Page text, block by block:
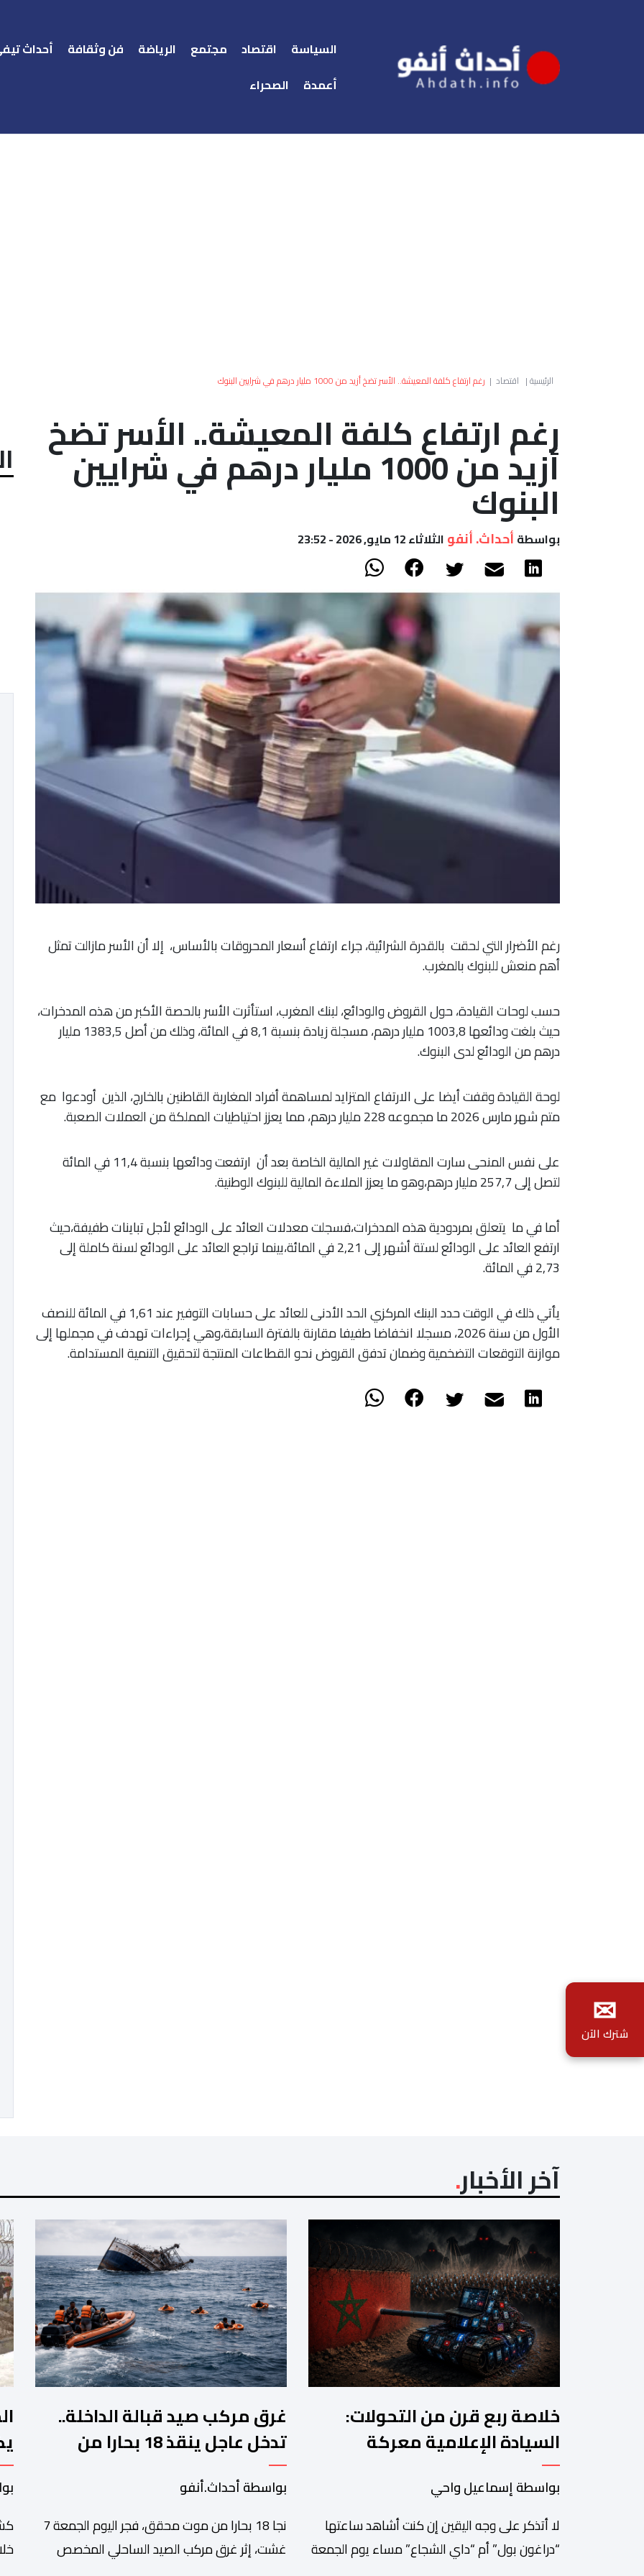
السياسة اقتصاد مجتمع الرياضة فن وثقافة أحداث
أعمدة
الصحراء
الرئيسية| اقتصاد | رغم ارتفاع كلفة المعيشة.. الأسر تضخ أزيد من 1000 مليار درهم في شرايين البنوك
رغم ارتفاع كلفة المعيشة.. الأسر تضخ
أزيد من 1000 مليار درهم في شرايين
البنوك
بواسطة أحداث. أنفو الثلاثاء 12 مايو, 2026 - 23:52
رغم الأضرار التي لحقت بالقدرة الشرائية، جراء ارتفاع أسعار المحروقات بالأساس، إلا أن الأسر مازالت تمثل
أهم منعش للبنوك بالمغرب.
حسب لوحات القيادة، حول القروض والودائع، لبنك المغرب، استأثرت الأسر بالحصة الأكبر من هذه المدخرات،
حيث بلغت ودائعها 1003,8 مليار درهم، مسجلة زيادة بنسبة 8,1 في المائة، وذلك من أصل 1383,5 مليار
درهم من الودائع لدى البنوك.
لوحة القيادة وقفت أيضا على الارتفاع المتزايد لمساهمة أفراد المغاربة القاطنين بالخارج، الذين أودعوا مع
متم شهر مارس 2026 ما مجموعه 228 مليار درهم، مما يعزز احتياطيات المملكة من العملات الصعبة.
على نفس المنحى سارت المقاولات غير المالية الخاصة بعد أن ارتفعت ودائعها بنسبة 11,4 في المائة
لتصل إلى 257,7 مليار درهم،وهو ما يعزز الملاءة المالية للبنوك الوطنية.
أما في ما يتعلق بمردودية هذه المدخرات،فسجلت معدلات العائد على الودائع لأجل تباينات طفيفة،حيث
ارتفع العائد على الودائع لستة أشهر إلى 2,21 في المائة،بينما تراجع العائد على الودائع لسنة كاملة إلى
2,73 في المائة.
يأتي ذلك في الوقت حدد البنك المركزي الحد الأدنى للعائد على حسابات التوفير عند 1,61 في المائة للنصف
الأول من سنة 2026، مسجلا انخفاضا طفيفا مقارنة بالفترة السابقة،وهي إجراءات تهدف في مجملها إلى
موازنة التوقعات التضخمية وضمان تدفق القروض نحو القطاعات المنتجة لتحقيق التنمية المستدامة.
آخر الأخبار
خلاصة ربع قرن من التحولات:
السيادة الإعلامية معركة
المغرب القادمة
بواسطة إسماعيل واحي
لا أتذكر على وجه اليقين إن كنت أشاهد ساعتها
“دراغون بول” أم “داي الشجاع” مساء يوم الجمعة
غرق مركب صيد قبالة الداخلة..
تدخل عاجل ينقذ 18 بحارا من
الموت
بواسطة أحداث.أنفو
نجا 18 بحارا من موت محقق، فجر اليوم الجمعة 7
غشت، إثر غرق مركب الصيد الساحلي المخصص
✉
شترك الآن